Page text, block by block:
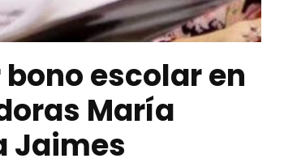
escolar en
María
Jaimes